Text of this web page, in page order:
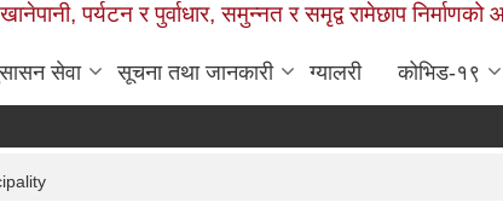
पर्यटन र पुर्वाधार, समुन्नत र समृद्व रामेछाप
सेवा सूचना तथा जानकारी ग्यालरी कोभिड-१९